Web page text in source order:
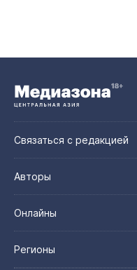
Связаться с редакцией
Авторы
Онлайны
Регионы